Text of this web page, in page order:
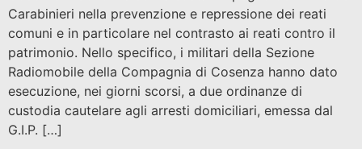
Carabinieri nella prevenzione e repressione dei reati
comuni e in particolare nel contrasto ai reati contro il
patrimonio. Nello specifico, i militari della Sezione
Radiomobile della Compagnia di Cosenza hanno dato
esecuzione, nei giorni scorsi, a due ordinanze di
custodia cautelare agli arresti domiciliari, emessa dal
G.I.P. […]